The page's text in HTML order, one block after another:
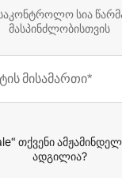
სია
მასპინძლობისთვის
მისამართი*
თქვენი
ადგილია?